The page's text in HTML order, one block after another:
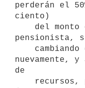
perderán el
ciento)
pensionista,
nuevamente,
de